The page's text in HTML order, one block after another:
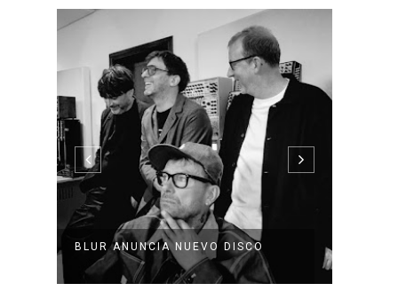
BLUR ANUNCIA NUEVO DISCO